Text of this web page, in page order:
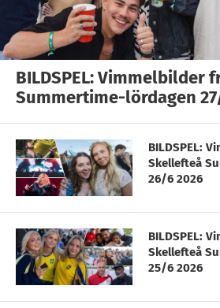
BILDSPEL: Vimmelbilder
Summertime-lördagen
BILDSPEL:
Skellefteå
26/6 2026
BILDSPEL:
Skellefteå
25/6 2026